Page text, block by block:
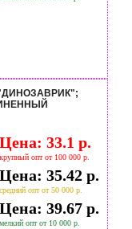
Цена: 33.1 р.
крупный опт от 100 000 р.
Цена: 35.42 р.
средний опт от 50 000 р.
Цена: 39.67 р.
мелкий опт от 10 000 р.